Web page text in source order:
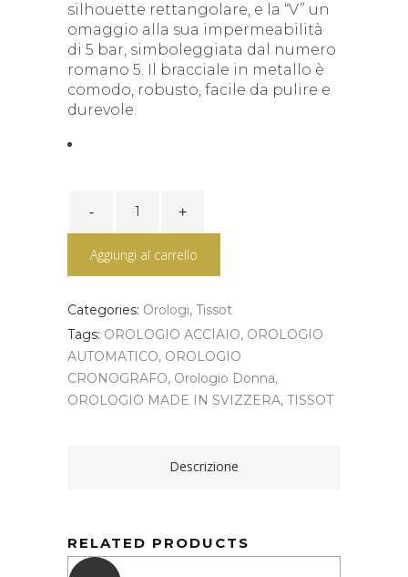
silhouette rettangolare, e la “V” un
omaggio alla sua impermeabilità
di 5 bar, simboleggiata dal numero
romano 5. Il bracciale in metallo è
comodo, robusto, facile da pulire e
durevole.
SRV
quantity
Aggiungi al carrello
Categories: Orologi, Tissot
Tags: OROLOGIO ACCIAIO, OROLOGIO
AUTOMATICO, OROLOGIO
CRONOGRAFO, Orologio Donna,
OROLOGIO MADE IN SVIZZERA, TISSOT
Descrizione
RELATED PRODUCTS